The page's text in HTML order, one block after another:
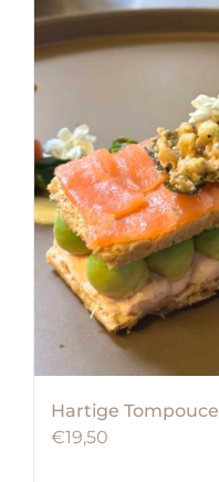
Hartige Tompouce
€19,50